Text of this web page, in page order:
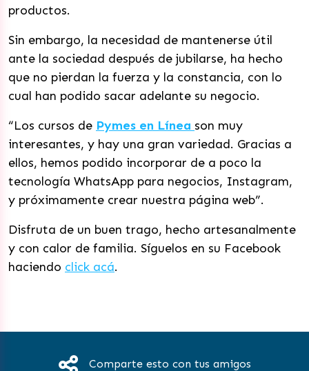
productos.
Sin embargo, la necesidad de mantenerse útil
ante la sociedad después de jubilarse, ha hecho
que no pierdan la fuerza y la constancia, con lo
cual han podido sacar adelante su negocio.
“Los cursos de Pymes en Línea son muy
interesantes, y hay una gran variedad. Gracias a
ellos, hemos podido incorporar de a poco la
tecnología WhatsApp para negocios, Instagram,
y próximamente crear nuestra página web”.
Disfruta de un buen trago, hecho artesanalmente
y con calor de familia. Síguelos en su Facebook
haciendo click acá.
Comparte esto con tus amigos